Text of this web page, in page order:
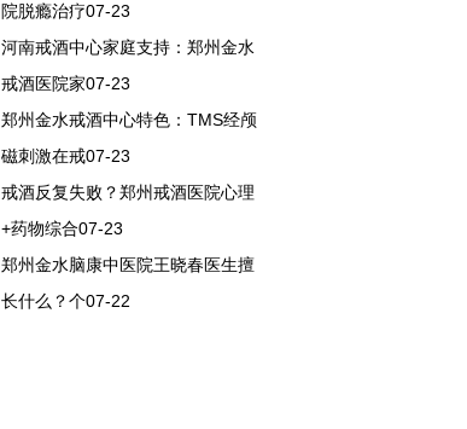
院脱瘾治疗07-23
河南戒酒中心家庭支持：郑州金水
戒酒医院家07-23
郑州金水戒酒中心特色：TMS经颅
磁刺激在戒07-23
戒酒反复失败？郑州戒酒医院心理
+药物综合07-23
郑州金水脑康中医院王晓春医生擅
长什么？个07-22